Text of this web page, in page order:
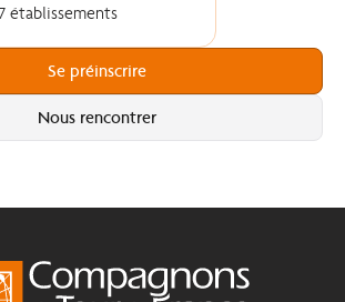
établissements
Se préinscrire
Nous rencontrer